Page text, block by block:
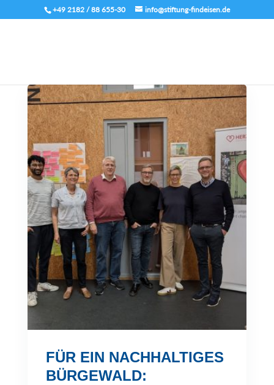
+49 2182 / 88 655-30 info@stiftung-findeisen.de
FÜR EIN NACHHALTIGES
BÜRGEWALD: